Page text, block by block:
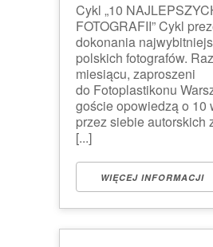
Cykl „10
FOTOGRAFII” Cykl
dokonania
polskich fotografów.
miesiącu, zaproszeni
do Fotoplastikonu
goście opowiedzą o 10
przez siebie autorskich
[...]
WIĘCEJ INFORMACJI